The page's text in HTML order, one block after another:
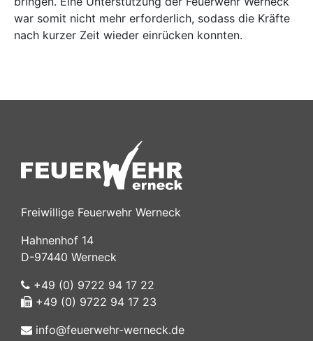
war somit nicht mehr erforderlich, sodass die Kräfte
nach kurzer Zeit wieder einrücken konnten.
Freiwillige Feuerwehr Werneck
Hahnenhof 14
D-97440 Werneck
+49 (0) 9722 94 17 22
+49 (0) 9722 94 17 23
info@feuerwehr-werneck.de